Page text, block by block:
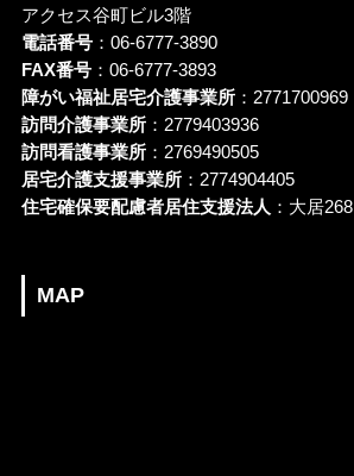
アクセス谷町ビル3階
電話番号：06-6777-3890
FAX番号：06-6777-3893
障がい福祉居宅介護事業所：2771700969
訪問介護事業所：2779403936
訪問看護事業所：2769490505
居宅介護支援事業所：2774904405
住宅確保要配慮者居住支援法人 ：大居268
MAP